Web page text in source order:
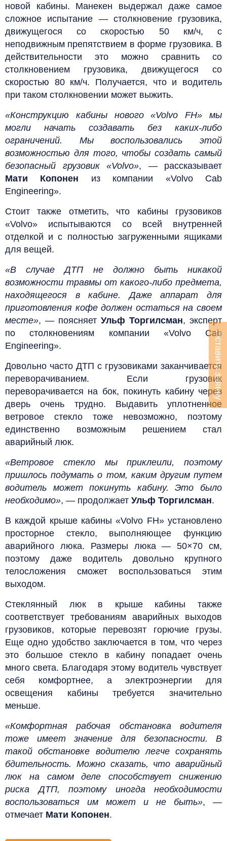
новой кабины. Манекен выдержал даже самое
сложное испытание — столкновение грузовика,
движущегося со скоростью 50 км/ч, с
неподвижным препятствием в форме грузовика. В
действительности это можно сравнить со
столкновением грузовика, движущегося со
скоростью 80 км/ч. Получается, что и водитель
при таком столкновении может выжить.
«Конструкцию кабины нового «Volvo FH» мы
могли начать создавать без каких-либо
ограничений. Мы воспользовались этой
возможностью для того, чтобы создать самый
безопасный грузовик «Volvo», — рассказывает
Мати Копонен из компании «Volvo Cab
Engineering».
Стоит также отметить, что кабины грузовиков
«Volvo» испытываются со всей внутренней
отделкой и с полностью загруженными ящиками
для вещей.
«В случае ДТП не должно быть никакой
возможности травмы от какого-либо предмета,
находящегося в кабине. Даже аппарат для
приготовления кофе должен остаться на своем
месте», — поясняет Ульф Торгилсман, эксперт
по столкновениям компании «Volvo Cab
Engineering».
Довольно часто ДТП с грузовиками заканчивается
переворачиванием. Если грузовик
переворачивается на бок, покинуть кабину через
дверь очень трудно. Выдавить уплотненное
ветровое стекло тоже невозможно, поэтому
единственно возможным решением стал
аварийный люк.
«Ветровое стекло мы приклеили, поэтому
пришлось подумать о том, каким другим путем
водитель может покинуть кабину. Это было
необходимо», — продолжает Ульф Торгилсман.
В каждой крыше кабины «Volvo FH» установлено
просторное стекло, выполняющее функцию
аварийного люка. Размеры люка — 50×70 см,
поэтому даже водитель довольно крупного
телосложения сможет воспользоваться этим
выходом.
Стеклянный люк в крыше кабины также
соответствует требованиям аварийных выходов
грузовиков, которые перевозят горючие грузы.
Еще одно удобство заключается в том, что через
это большое стекло в кабину попадает очень
много света. Благодаря этому водитель чувствует
себя комфортнее, а электроэнергии для
освещения кабины требуется значительно
меньше.
«Комфортная рабочая обстановка водителя
тоже имеет значение для безопасности. В
такой обстановке водителю легче сохранять
бдительность. Можно сказать, что аварийный
люк на самом деле способствует снижению
риска ДТП, поэтому иногда необходимости
воспользоваться им может и не быть», —
отмечает Мати Копонен.
Оставить заявку